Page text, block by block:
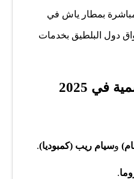
مباشرة بمطار ياش في
دول البلطيق بخدمات
2025
وسيام ريب (كمبوديا).
.